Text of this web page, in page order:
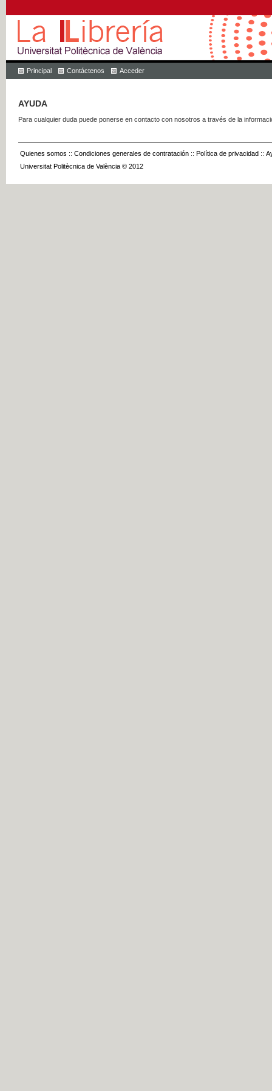
Principal Contáctenos Acceder
AYUDA
Para cualquier duda puede ponerse en contacto con nosotros a través de la
Quienes somos :: Condiciones generales de contratación :: Política de privacidad ::
Universitat Politècnica de València © 2012